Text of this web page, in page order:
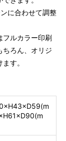
に合わせて調整
フルカラー印刷
ちろん、オリジ
す。